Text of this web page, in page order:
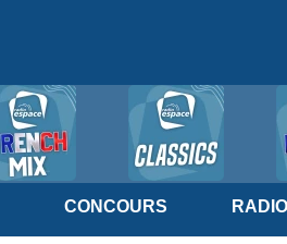
CONCOURS RADIO